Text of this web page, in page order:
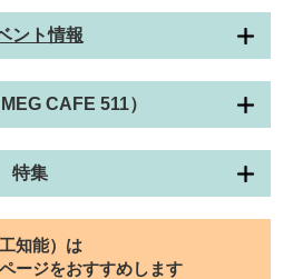
ント情報
CAFE 511）
特集
知能）は
ージをおすすめします